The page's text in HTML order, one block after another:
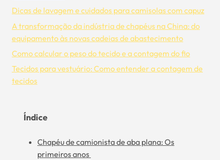
Dicas de lavagem e cuidados para camisolas com capuz
A transformação da indústria de chapéus na China: do
equipamento às novas cadeias de abastecimento
Como calcular o peso do tecido e a contagem do fio
Tecidos para vestuário: Como entender a contagem de
tecidos
Índice
Chapéu de camionista de aba plana: Os
primeiros anos